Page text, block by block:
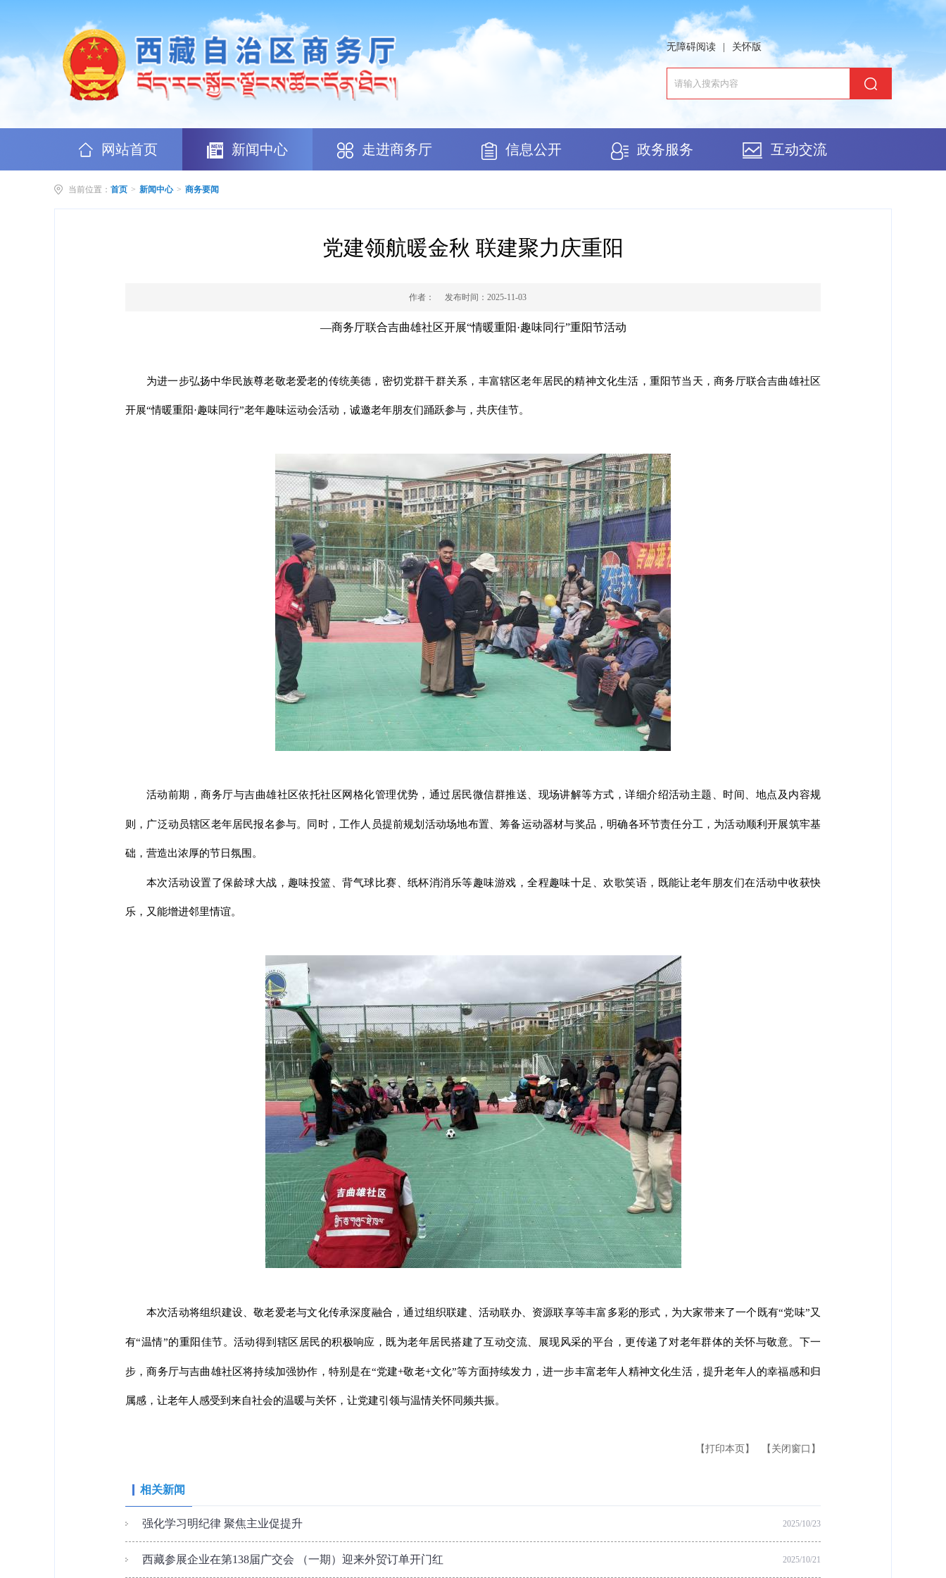
无障碍阅读 关怀版
网站首页 新闻中心 走进商务厅 信息公开 政务服务 互动交流
当前位置： 首页 > 新闻中心 > 商务要闻
党建领航暖金秋 联建聚力庆重阳
作者： 发布时间： 2025-11-03
—商务厅联合吉曲雄社区开展“情暖重阳·趣味同行”重阳节活动
为进一步弘扬中华民族尊老敬老爱老的传统美德，密切党群干群关系，丰富辖区老年居民的精神文化生活，重阳节当天，商务厅联合吉曲雄社区
开展“情暖重阳·趣味同行”老年趣味运动会活动，诚邀老年朋友们踊跃参与，共庆佳节。
活动前期，商务厅与吉曲雄社区依托社区网格化管理优势，通过居民微信群推送、现场讲解等方式，详细介绍活动主题、时间、地点及内容规
则，广泛动员辖区老年居民报名参与。同时，工作人员提前规划活动场地布置、筹备运动器材与奖品，明确各环节责任分工，为活动顺利开展筑牢基
础，营造出浓厚的节日氛围。
本次活动设置了保龄球大战，趣味投篮、背气球比赛、纸杯消消乐等趣味游戏，全程趣味十足、欢歌笑语，既能让老年朋友们在活动中收获快
乐，又能增进邻里情谊。
本次活动将组织建设、敬老爱老与文化传承深度融合，通过组织联建、活动联办、资源联享等丰富多彩的形式，为大家带来了一个既有“党味”又
有“温情”的重阳佳节。活动得到辖区居民的积极响应，既为老年居民搭建了互动交流、展现风采的平台，更传递了对老年群体的关怀与敬意。下一
步，商务厅与吉曲雄社区将持续加强协作，特别是在“党建+敬老+文化”等方面持续发力，进一步丰富老年人精神文化生活，提升老年人的幸福感和归
属感，让老年人感受到来自社会的温暖与关怀，让党建引领与温情关怀同频共振。
【打印本页】 【关闭窗口】
相关新闻
强化学习明纪律 聚焦主业促提升 2025/10/23
西藏参展企业在第138届广交会 （一期）迎来外贸订单开门红 2025/10/21